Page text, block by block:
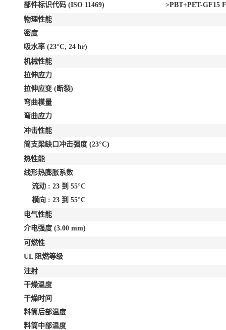
部件标识代码 (ISO 11469)
>PBT+PET-GF15
物理性能
密度
吸水率 (23°C, 24 hr)
机械性能
拉伸应力
拉伸应变 (断裂)
弯曲模量
弯曲应力
冲击性能
简支梁缺口冲击强度 (23°C)
热性能
线形热膨胀系数
流动 : 23 到 55°C
横向 : 23 到 55°C
电气性能
介电强度 (3.00 mm)
可燃性
UL 阻燃等级
注射
干燥温度
干燥时间
料筒后部温度
料筒中部温度